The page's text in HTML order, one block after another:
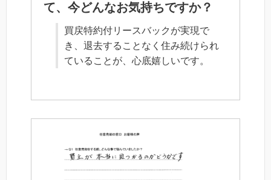
て、今どんなお気持ちですか？
買戻特約付リースバックが実現で
き、退去することなく住み続けられ
ていることが、心底嬉しいです。